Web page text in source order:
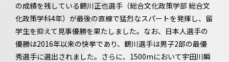
の成績を残している鶴川正也選手（総合文化政策学部 総合文
化政策学科4年）が最後の直線で猛烈なスパートを発揮し、留
学生を抑えて見事優勝を果たしました。なお、日本人選手の
優勝は2016年以来の快挙であり、鶴川選手は男子2部の最優
秀選手に選出されました。さらに、1500mにおいて宇田川瞬